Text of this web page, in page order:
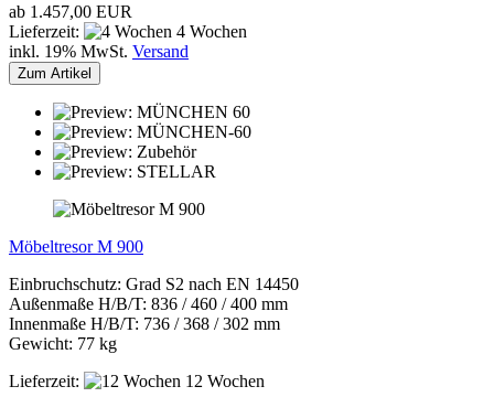
ab 1.457,00 EUR
Lieferzeit:
4 Wochen
inkl. 19% MwSt. Versand
Zum Artikel
Möbeltresor M 900
Einbruchschutz: Grad S2 nach EN 14450
Außenmaße H/B/T: 836 / 460 / 400 mm
Innenmaße H/B/T: 736 / 368 / 302 mm
Gewicht: 77 kg
Lieferzeit:
12 Wochen